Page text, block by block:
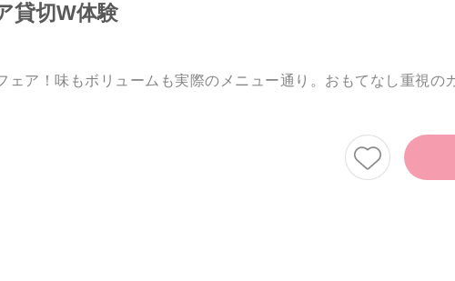
貸切W体験
ア！味もボリュームも実際のメニュー通り。おもてなし重視の